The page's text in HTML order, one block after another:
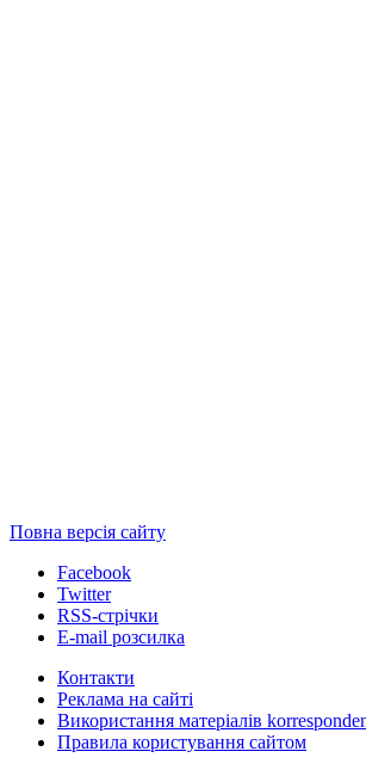
Повна версія сайту
Facebook
Twitter
RSS-стрічки
E-mail розсилка
Контакти
Реклама на сайті
Використання матеріалів
Правила користування сайтом